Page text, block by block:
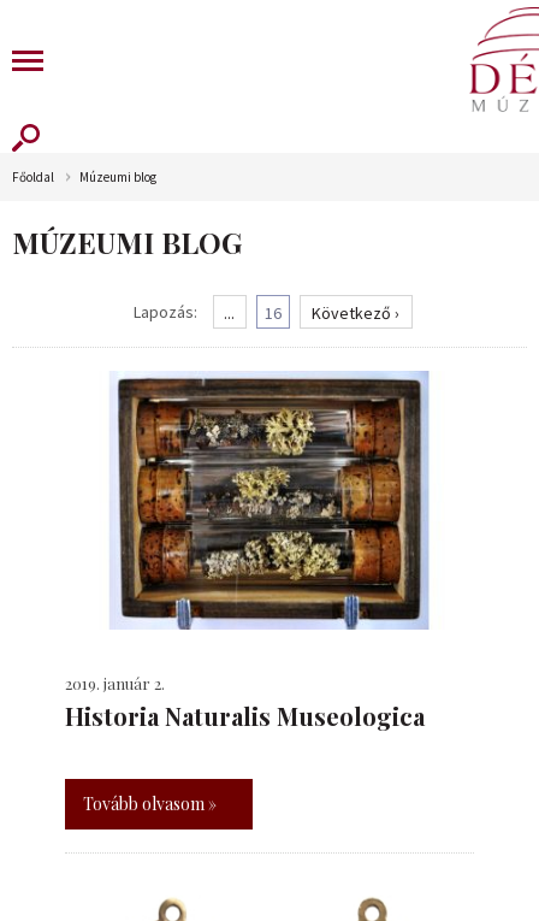
Főoldal Múzeumi blog
MÚZEUMI BLOG
Lapozás: ... 16 Következő ›
2019. január 2.
Historia Naturalis Museologica
Tovább olvasom »